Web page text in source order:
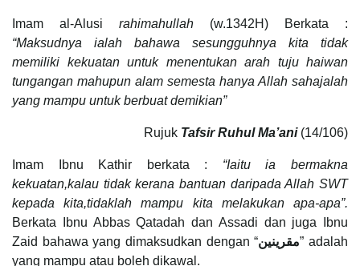
Imam al-Alusi rahimahullah (w.1342H) Berkata :
“Maksudnya ialah bahawa sesungguhnya kita tidak
memiliki kekuatan untuk menentukan arah tuju haiwan
tungangan mahupun alam semesta hanya Allah sahajalah
yang mampu untuk berbuat demikian”
Rujuk Tafsir Ruhul Ma’ani(14/106)
Imam Ibnu Kathir berkata : “Iaitu ia bermakna
kekuatan,kalau tidak kerana bantuan daripada Allah SWT
kepada kita,tidaklah mampu kita melakukan apa-apa”.
Berkata Ibnu Abbas Qatadah dan Assadi dan juga Ibnu
Zaid bahawa yang dimaksudkan dengan “مقرينين” adalah
yang mampu atau boleh dikawal.